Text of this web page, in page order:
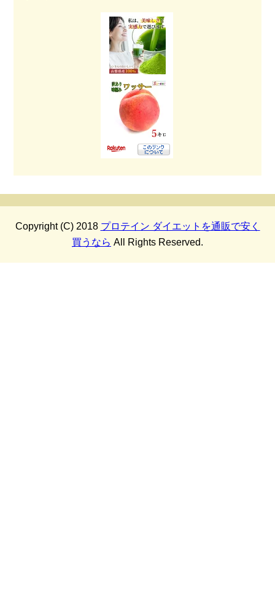
Copyright (C) 2018 プロテイン ダイエットを通販で安く
買うなら All Rights Reserved.